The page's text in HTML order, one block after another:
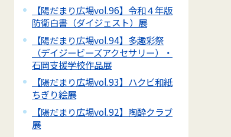
【陽だまり広場vol.96】令和４年版
防衛白書（ダイジェスト）展
【陽だまり広場vol.94】多趣彩祭
（デイジービーズアクセサリー）・
石岡支援学校作品展
【陽だまり広場vol.93】ハクビ和紙
ちぎり絵展
【陽だまり広場vol.92】陶酔クラブ
展